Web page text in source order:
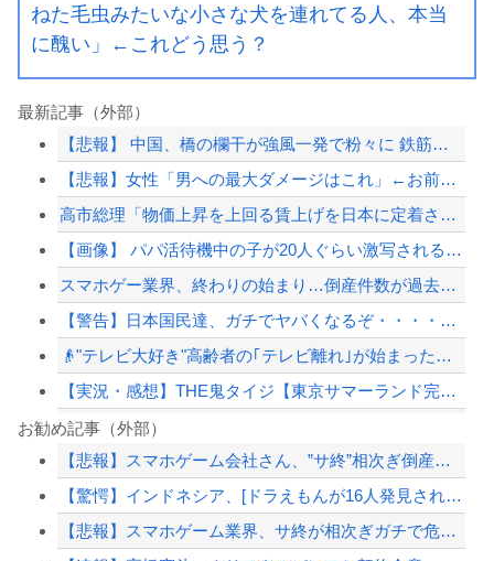
ねた毛虫みたいな小さな犬を連れてる人、本当
に醜い」←これどう思う？
最新記事（外部）
【悲報】 中国、橋の欄干が強風一発で粉々に 鉄筋ゼロ 当局「接着剤でくっつけただ...
【悲報】女性「男への最大ダメージはこれ」←お前ら耐えられる？
高市総理「物価上昇を上回る賃上げを日本に定着させる」→国家公務員の月給大幅増額(...
【画像】 パパ活待機中の子が20人ぐらい激写されるｗｗｗｗｗｗｗｗｗｗｗ
スマホゲー業界、終わりの始まり…倒産件数が過去最多ペース「数億円かけても爆ﾀﾋ」
【警告】日本国民達、ガチでヤバくなるぞ・・・・・・
👴"テレビ大好き"高齢者の｢テレビ離れ｣が始まった…10代後半～20代の約7割...
【実況・感想】THE鬼タイジ【東京サマーランド完全占拠】VIVANT超大物俳優＆...
【動画】舞空術を使う都知事？！いきなり空を飛び出すｗｗｗｗ
ひろゆき「出馬する気ないから話さなかった」妻「それでも不誠実だろ」→離婚協議へｗ...
【画像】移民についての日本人の本音、だいたいこれｗｗｗｗ
お勧め記事（外部）
【悲報】スマホゲーム会社さん、”サ終”相次ぎ倒産しまくってる模様
【驚愕】インドネシア、[ドラえもんが16人発見されるｗｗｗｗｗｗｗｗｗ
【悲報】スマホゲーム業界、サ終が相次ぎガチで危機的な状況に…その理由がこちら